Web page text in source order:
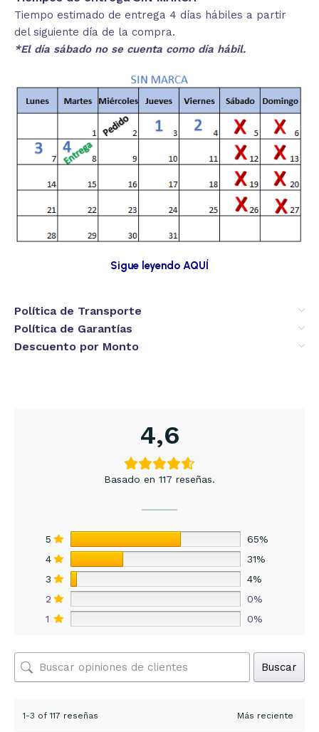
Tiempo estimado de entrega 4 días hábiles a partir
del siguiente día de la compra.
*El día sábado no se cuenta como día hábil.
Sigue leyendo AQUÍ
Política de Transporte
Política de Garantías
Descuento por Monto
4,6
Basado en 117 reseñas.
5
65%
4
31%
3
4%
2
0%
1
0%
Buscar
1-3 of 117 reseñas